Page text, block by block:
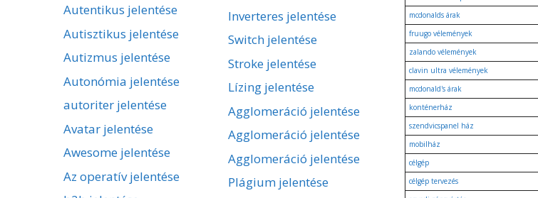
Autentikus jelentése
Autisztikus jelentése
Autizmus jelentése
Autonómia jelentése
autoriter jelentése
Avatar jelentése
Awesome jelentése
Az operatív jelentése
Inverteres jelentése
Switch jelentése
Stroke jelentése
Lízing jelentése
Agglomeráció jelentése
Agglomeráció jelentése
Agglomeráció jelentése
Plágium jelentése
mcdonalds árak
fruugo vélemények
zalando vélemények
clavin ultra vélemények
mcdonald's árak
konténerház
szendvicspanel ház
mobilház
célgép
célgép tervezés